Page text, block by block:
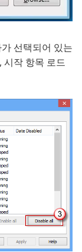
선택되어 있는
시작 항목 로드